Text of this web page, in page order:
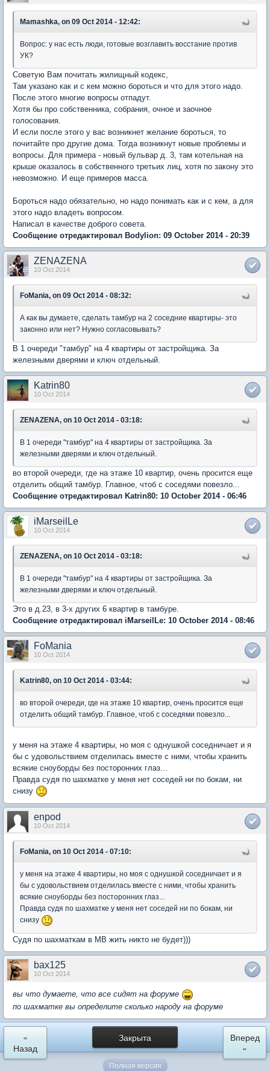
Mamashka, on 09 Oct 2014 - 12:42:
Вопрос: у нас есть люди, готовые возглавить восстание против
УК?
Советую Вам почитать жилищный кодекс,
Там указано как и с кем можно бороться и что для этого надо.
После этого многие вопросы отпадут.
Хотя бы про собственника, собрания, очное и заочное
голосования.
И если после этого у вас возникнет желание бороться, то
почитайте про другие дома. Тогда возникнут новые проблемы и
вопросы. Для примера - новый бульвар д. 3, там котельная на
крыше оказалось в собственного третьих лиц, хотя по закону это
невозможно. И еще примеров масса.
Бороться надо обязательно, но надо понимать как и с кем, а для
этого надо владеть вопросом.
Написал в качестве доброго совета.
Сообщение отредактировал Bodylion: 09 October 2014 - 20:39
ZENAZENA
10 Oct 2014
FoMania, on 09 Oct 2014 - 08:32:
А как вы думаете, сделать тамбур на 2 соседние квартиры- это
законно или нет? Нужно согласовывать?
В 1 очереди "тамбур" на 4 квартиры от застройщика. За
железными дверями и ключ отдельный.
Katrin80
10 Oct 2014
ZENAZENA, on 10 Oct 2014 - 03:18:
В 1 очереди "тамбур" на 4 квартиры от застройщика. За
железными дверями и ключ отдельный.
во второй очереди, где на этаже 10 квартир, очень просится еще
отделить общий тамбур. Главное, чтоб с соседями повезло...
Сообщение отредактировал Katrin80: 10 October 2014 - 06:46
iMarseilLe
10 Oct 2014
ZENAZENA, on 10 Oct 2014 - 03:18:
В 1 очереди "тамбур" на 4 квартиры от застройщика. За
железными дверями и ключ отдельный.
Это в д.23, в 3-х других 6 квартир в тамбуре.
Сообщение отредактировал iMarseilLe: 10 October 2014 - 08:46
FoMania
10 Oct 2014
Katrin80, on 10 Oct 2014 - 03:44:
во второй очереди, где на этаже 10 квартир, очень просится еще
отделить общий тамбур. Главное, чтоб с соседями повезло...
у меня на этаже 4 квартиры, но моя с однушкой соседничает и я
бы с удовольствием отделилась вместе с ними, чтобы хранить
всякие сноуборды без посторонних глаз...
Правда судя по шахматке у меня нет соседей ни по бокам, ни
снизу
enpod
10 Oct 2014
FoMania, on 10 Oct 2014 - 07:10:
у меня на этаже 4 квартиры, но моя с однушкой соседничает и я
бы с удовольствием отделилась вместе с ними, чтобы хранить
всякие сноуборды без посторонних глаз...
Правда судя по шахматке у меня нет соседей ни по бокам, ни
снизу
Судя по шахматкам в МВ жить никто не будет)))
bax125
10 Oct 2014
вы что думаете, что все сидят на форуме
по шахматке вы определите сколько народу на форуме
Закрыта
«
Назад
Вперед
»
Полная версия